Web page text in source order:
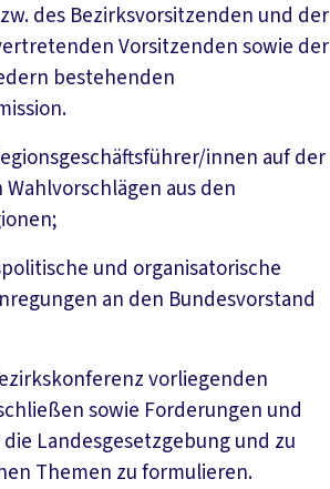
des Bezirksvorsitzenden und der
Vorsitzenden sowie der
bestehenden
innen auf der
aus den
und organisatorische
an den Bundesvorstand
vorliegenden
sowie Forderungen und
Landesgesetzgebung und zu
Themen zu formulieren.